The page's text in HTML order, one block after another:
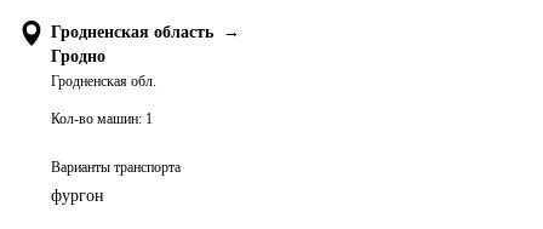
Гродненская область
→
Гродно
Гродненская обл.
Кол-во машин: 1
Варианты транспорта
фургон